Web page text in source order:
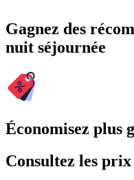
Gagnez des
nuit séjournée
Économisez plus
Consultez les